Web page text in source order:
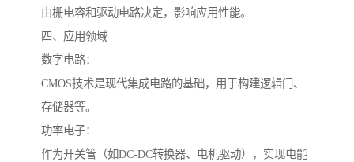
由栅电容和驱动电路决定，影响应用性能。
四、应用领域
数字电路：
CMOS技术是现代集成电路的基础，用于构建逻辑门、
存储器等。
功率电子：
作为开关管（如DC-DC转换器、电机驱动），实现电能